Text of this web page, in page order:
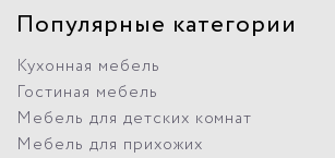
Популярные категории
Кухонная мебель
Гостиная мебель
Мебель для детских комнат
Мебель для прихожих